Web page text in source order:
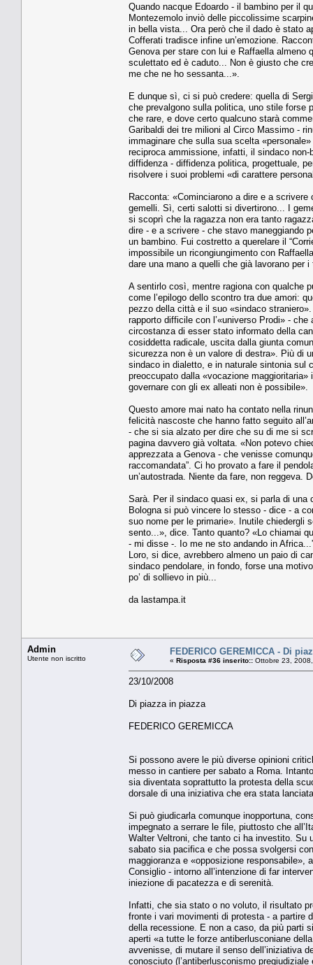
Quando nacque Edoardo - il bambino per il
Montezemolo inviò delle piccolissime
in bella vista... Ora però che il dado è stato
Cofferati tradisce infine un’emozione.
Genova per stare con lui e Raffaella almeno
sculettato ed è caduto... Non è giusto che
me che ne ho sessanta...».
E dunque sì, ci si può credere: quella di
che prevalgono sulla politica, uno stile forse
che rare, e dove certo qualcuno starà
Garibaldi dei tre milioni al Circo Massimo -
immaginare che sulla sua scelta
reciproca ammissione, infatti, il sindaco
diffidenza - diffidenza politica, progettuale,
risolvere i suoi problemi «di carattere
Racconta: «Cominciarono a dire e a
gemelli. Sì, certi salotti si divertirono... I
si scoprì che la ragazza non era tanto
dire - e a scrivere - che stavo maneggiando
un bambino. Fui costretto a querelare il
impossibile un ricongiungimento con
dare una mano a quelli che già lavorano per
A sentirlo così, mentre ragiona con qualche
come l’epilogo dello scontro tra due amori:
pezzo della città e il suo «sindaco
rapporto difficile con l’«universo Prodi» -
circostanza di esser stato informato della
cosiddetta radicale, uscita dalla giunta
sicurezza non è un valore di destra». Più di
sindaco in dialetto, e in naturale sintonia sul
preoccupato dalla «vocazione
governare con gli ex alleati non è possibile».
Questo amore mai nato ha contato nella
felicità nascoste che hanno fatto seguito
- che si sia alzato per dire che su di me si
pagina davvero già voltata. «Non potevo
apprezzata a Genova - che venisse
raccomandata”. Ci ho provato a fare il
un’autostrada. Niente da fare, non reggeva.
Sarà. Per il sindaco quasi ex, si parla di una
Bologna si può vincere lo stesso - dice - a
suo nome per le primarie». Inutile chiedergli
sento...», dice. Tanto quanto? «Lo chiamai
- mi disse -. Io me ne sto andando in
Loro, si dice, avrebbero almeno un paio di
sindaco pendolare, in fondo, forse una
po’ di sollievo in più...
da lastampa.it
Admin
Utente non iscritto
FEDERICO GEREMICCA - Di
« Risposta #36 inserito:: Ottobre 23,
23/10/2008
Di piazza in piazza
FEDERICO GEREMICCA
Si possono avere le più diverse opinioni
messo in cantiere per sabato a Roma.
sia diventata soprattutto la protesta della
dorsale di una iniziativa che era stata
Si può giudicarla comunque inopportuna,
impegnato a serrare le file, piuttosto che
Walter Veltroni, che tanto ci ha investito. Su
sabato sia pacifica e che possa svolgersi
maggioranza e «opposizione responsabile»,
Consiglio - intorno all’intenzione di far
iniezione di pacatezza e di serenità.
Infatti, che sia stato o no voluto, il risultato
fronte i vari movimenti di protesta - a partire
della recessione. E non a caso, da più parti
aperti «a tutte le forze antiberlusconiane
avvenisse, di mutare il senso dell’iniziativa
conosciuto (l’antiberlusconismo